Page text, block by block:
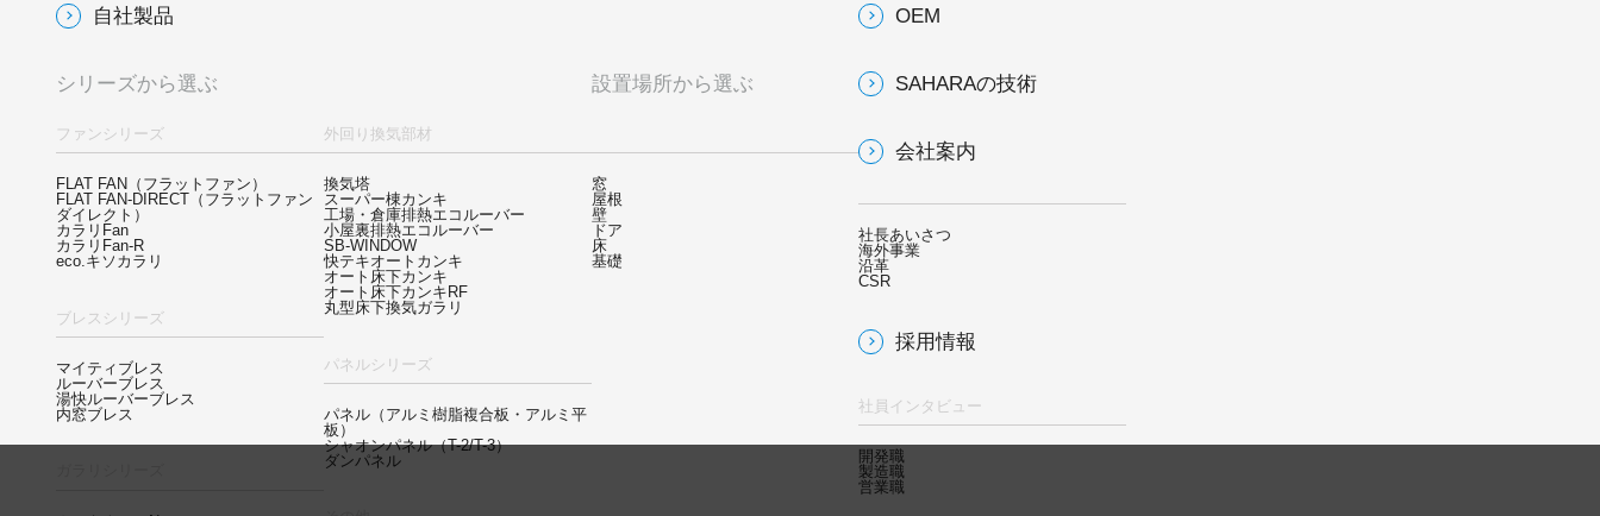
自社製品
シリーズから選ぶ
ファンシリーズ
FLAT FAN （フラットファン）
FLAT FAN-DIRECT（フラットファン
ダイレクト）
カラリFan
カラリFan-R
eco.キソカラリ
ブレスシリーズ
マイティブレス
ルーバーブレス
湯快ルーバーブレス
内窓ブレス
外回り換気部材
換気塔
スーパー棟カンキ
工場・倉庫排熱エコルーバー
小屋裏排熱エコルーバー
SB-WINDOW
快テキオートカンキ
オート床下カンキ
オート床下カンキRF
丸型床下換気ガラリ
パネルシリーズ
パネル（アルミ樹脂複合板・アルミ平
板）
シャオンパネル（T-2/T-3）
ダンパネル
設置場所から選ぶ
窓
屋根
壁
ドア
床
基礎
OEM
SAHARAの技術
会社案内
社長あいさつ
海外事業
沿革
CSR
採用情報
社員インタビュー
開発職
製造職
営業職